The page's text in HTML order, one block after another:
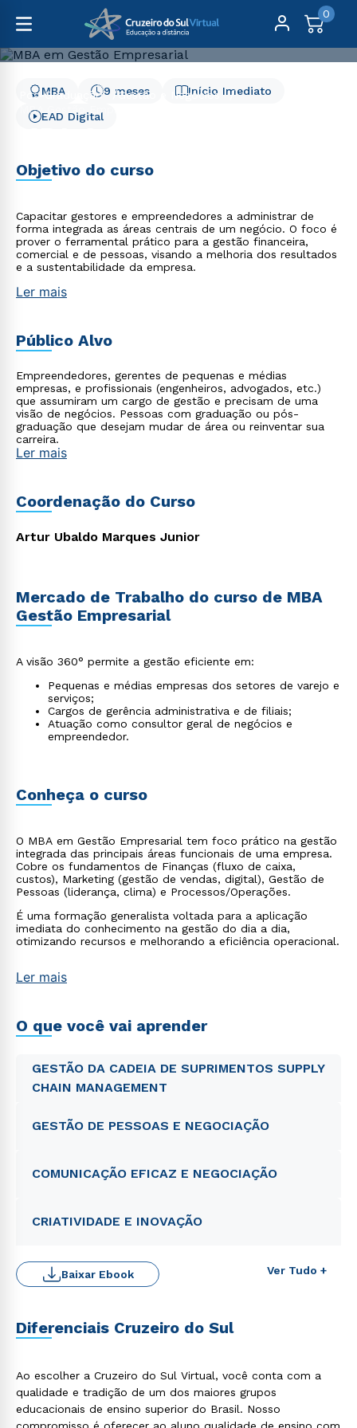
0
Pós-Graduação
Gestão e Negócios
MBA Gestão Empresarial
Início Imediato
9 meses
MBA
EAD Digital
Objetivo do curso
Capacitar gestores e empreendedores a administrar de
forma integrada as áreas centrais de um negócio. O foco é
prover o ferramental prático para a gestão financeira,
comercial e de pessoas, visando a melhoria dos resultados
e a sustentabilidade da empresa.
Ler mais
Público Alvo
Empreendedores, gerentes de pequenas e médias
empresas, e profissionais (engenheiros, advogados, etc.)
que assumiram um cargo de gestão e precisam de uma
visão de negócios. Pessoas com graduação ou pós-
graduação que desejam mudar de área ou reinventar sua
carreira.
Ler mais
Coordenação do Curso
Artur Ubaldo Marques Junior
Mercado de Trabalho do curso de MBA
Gestão Empresarial
A visão 360° permite a gestão eficiente em:
Pequenas e médias empresas dos setores de varejo e
serviços;
Cargos de gerência administrativa e de filiais;
Atuação como consultor geral de negócios e
empreendedor.
Conheça o curso
O MBA em Gestão Empresarial tem foco prático na gestão
integrada das principais áreas funcionais de uma empresa.
Cobre os fundamentos de Finanças (fluxo de caixa,
custos), Marketing (gestão de vendas, digital), Gestão de
Pessoas (liderança, clima) e Processos/Operações.
É uma formação generalista voltada para a aplicação
imediata do conhecimento na gestão do dia a dia,
otimizando recursos e melhorando a eficiência operacional.
Ler mais
O que você vai aprender
GESTÃO DA CADEIA DE SUPRIMENTOS SUPPLY
CHAIN MANAGEMENT
GESTÃO DE PESSOAS E NEGOCIAÇÃO
COMUNICAÇÃO EFICAZ E NEGOCIAÇÃO
CRIATIVIDADE E INOVAÇÃO
Ver Tudo +
Baixar Ebook
Diferenciais Cruzeiro do Sul
Ao escolher a Cruzeiro do Sul Virtual, você conta com a
qualidade e tradição de um dos maiores grupos
educacionais de ensino superior do Brasil. Nosso